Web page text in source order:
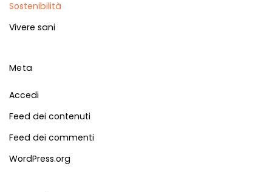
Sostenibilità
Vivere sani
Meta
Accedi
Feed dei contenuti
Feed dei commenti
WordPress.org